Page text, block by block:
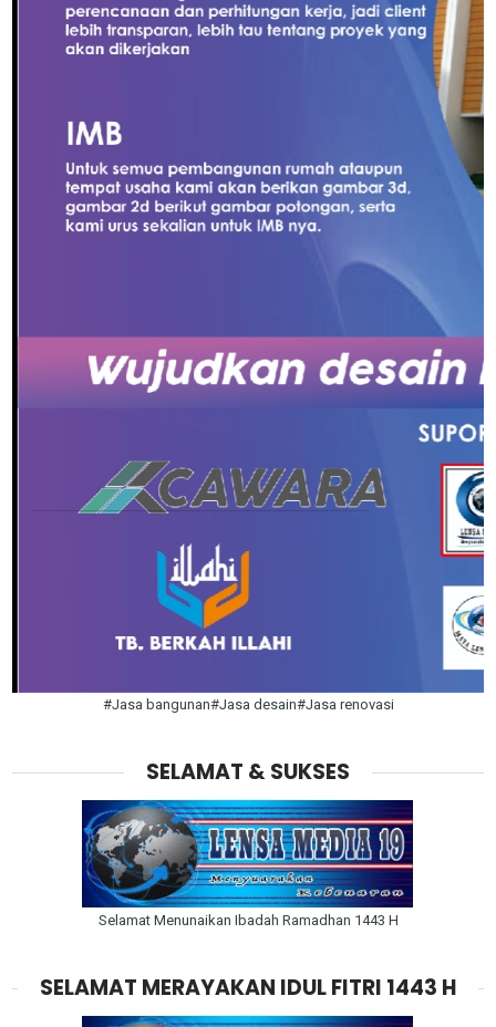
#Jasa bangunan#Jasa desain#Jasa renovasi
SELAMAT & SUKSES
Selamat Menunaikan Ibadah Ramadhan 1443 H
SELAMAT MERAYAKAN IDUL FITRI 1443 H